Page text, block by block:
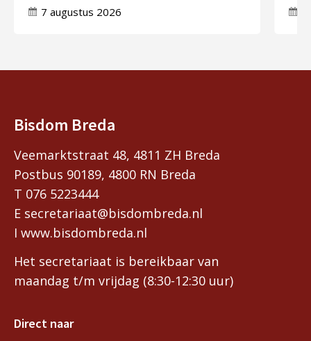
7 augustus 2026
Bisdom Breda
Veemarktstraat 48, 4811 ZH Breda
Postbus 90189, 4800 RN Breda
T 076 5223444
E secretariaat@bisdombreda.nl
I www.bisdombreda.nl
Het secretariaat is bereikbaar van
maandag t/m vrijdag (8:30-12:30 uur)
Direct naar